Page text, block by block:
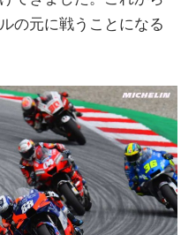
の元に戦うことになる